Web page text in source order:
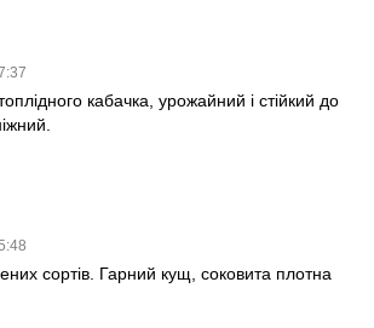
кабачка, урожайний і стійкий до
сортів. Гарний кущ, соковита плотна